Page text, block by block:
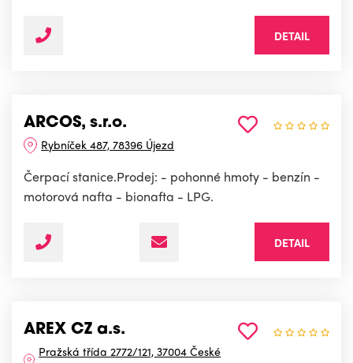
DETAIL
ARCOS, s.r.o.
Rybníček 487, 78396 Újezd
Čerpací stanice.Prodej: - pohonné hmoty - benzín -
motorová nafta - bionafta - LPG.
DETAIL
AREX CZ a.s.
Pražská třída 2772/121, 37004 České